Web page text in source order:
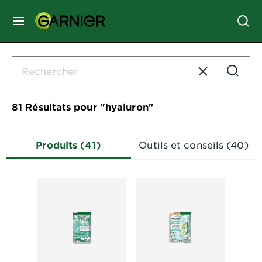
MENU
SOINS
VISAGE
SOINS
SERVICES
81 Résultats pour​ "hyaluron"
Produits (41) Outils et conseils (40)